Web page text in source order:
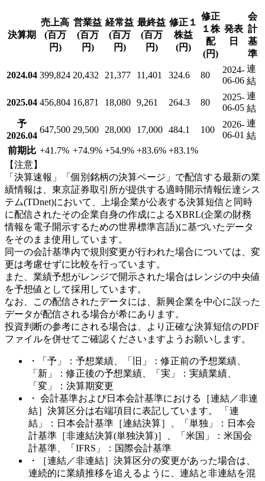
決算期
売上高
(百万
円)
営業益
(百万
円)
経常益
(百万
円)
最終益
(百万
円)
修正１
株益
(円)
修正
１株
配
(円)
発表
日
会
計
基
準
2024.04 399,824 20,432 21,377 11,401 324.6 80
2024-
06-06
連
結
2025.04 456,804 16,871 18,080 9,261 264.3 80
2025-
06-05
連
結
予
2026.04
647,500 29,500 28,000 17,000 484.1 100
2026-
06-01
連
結
前期比 +41.7% +74.9% +54.9% +83.6% +83.1%
【注意】
「決算速報」「個別銘柄の決算ページ」で配信する最新の業
績情報は、東京証券取引所が提供する適時開示情報伝達シス
テム(TDnet)において、上場企業が公表する決算短信と同時
に配信されたその企業自身の作成によるXBRL(企業の財務
情報を電子開示するための世界標準言語)に基づいたデータ
をそのまま使用しています。
同一の会計基準内で規則変更が行われた場合については、変
更は考慮せずに比較を行っています。
また、業績予想がレンジで開示された場合はレンジの中央値
を予想値として採用しています。
なお、この配信されたデータには、新興企業を中心に誤った
データが配信される場合が希にあります。
投資判断の参考にされる場合は、より正確な決算短信のPDF
ファイルを併せてご確認くださいますようお願いします。
・「予」：予想業績、「旧」：修正前の予想業績、
「新」：修正後の予想業績、「実」：実績業績、
「変」：決算期変更
・ 会計基準および日本会計基準における［連結／非連
結］決算区分は右端項目に表記しています。 「連
結」：日本会計基準［連結決算］、「単独」：日本会
計基準［非連結決算(単独決算)］、「米国」：米国会
計基準、「IFRS」：国際会計基準
・［連結／非連結］決算区分の変更があった場合は、
連続的に業績推移を追えるように、連結と非連結を混